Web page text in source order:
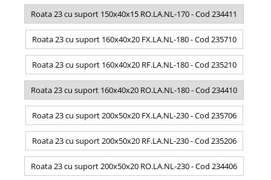
Roata 23 cu suport 150x40x15 RO.LA.NL-170 - Cod 234411
Roata 23 cu suport 160x40x20 FX.LA.NL-180 - Cod 235710
Roata 23 cu suport 160x40x20 RF.LA.NL-180 - Cod 235210
Roata 23 cu suport 160x40x20 RO.LA.NL-180 - Cod 234410
Roata 23 cu suport 200x50x20 FX.LA.NL-230 - Cod 235706
Roata 23 cu suport 200x50x20 RF.LA.NL-230 - Cod 235206
Roata 23 cu suport 200x50x20 RO.LA.NL-230 - Cod 234406